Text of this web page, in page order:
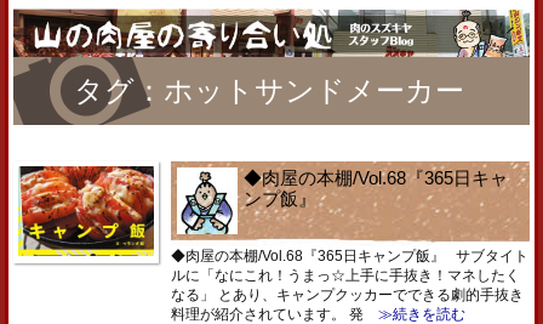
タグ：ホットサンドメーカー
◆肉屋の本棚/Vol.68『365日キャ
ンプ飯』
◆肉屋の本棚/Vol.68『365日キャンプ飯』 サブタイト
ルに「なにこれ！うまっ☆上手に手抜き！マネしたく
なる」 とあり、キャンプクッカーでできる劇的手抜き
料理が紹介されています。 発 ≫続きを読む